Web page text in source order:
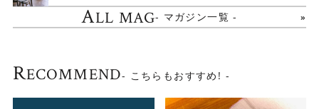
ALL MAG- マガジン一覧 -
RECOMMEND- こちらもおすすめ! -